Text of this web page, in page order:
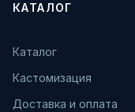
КАТАЛОГ
Каталог
Кастомизация
Доставка и оплата